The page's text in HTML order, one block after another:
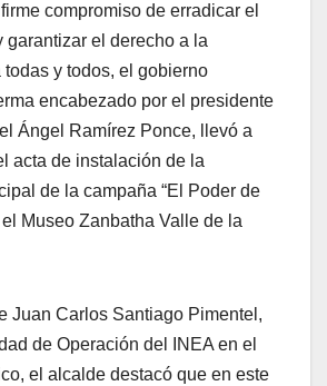
compromiso de erradicar el
garantizar el derecho a la
y todos, el gobierno
encabezado por el presidente
Ángel Ramírez Ponce, llevó a
acta de instalación de la
de la campaña “El Poder de
Museo Zanbatha Valle de la
Juan Carlos Santiago Pimentel,
de Operación del INEA en el
el alcalde destacó que en este